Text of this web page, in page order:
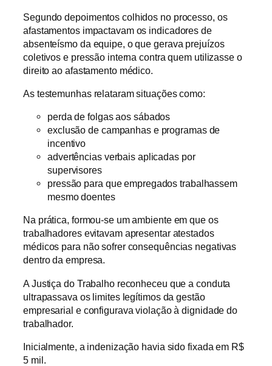
Segundo depoimentos colhidos no processo, os
afastamentos impactavam os indicadores de
absenteísmo da equipe, o que gerava prejuízos
coletivos e pressão interna contra quem utilizasse o
direito ao afastamento médico.
As testemunhas relataram situações como:
perda de folgas aos sábados
exclusão de campanhas e programas de
incentivo
advertências verbais aplicadas por
supervisores
pressão para que empregados trabalhassem
mesmo doentes
Na prática, formou-se um ambiente em que os
trabalhadores evitavam apresentar atestados
médicos para não sofrer consequências negativas
dentro da empresa.
A Justiça do Trabalho reconheceu que a conduta
ultrapassava os limites legítimos da gestão
empresarial e configurava violação à dignidade do
trabalhador.
Inicialmente, a indenização havia sido fixada em R$
5 mil.